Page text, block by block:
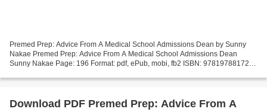
Premed Prep: Advice From A Medical School Admissions Dean by Sunny
Nakae Premed Prep: Advice From A Medical School Admissions Dean
Sunny Nakae Page: 196 Format: pdf, ePub, mobi, fb2 ISBN: 9781978817227
Download PDF Premed Prep: Advice From A